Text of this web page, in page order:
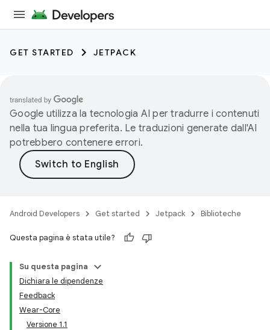
GET STARTED JETPACK
Google utilizza la tecnologia AI per tradurre i contenuti
nella tua lingua preferita. Le traduzioni generate dall'AI
potrebbero contenere errori.
Android Developers Get started Jetpack Biblioteche
Questa pagina è stata utile?
Su questa pagina
Dichiara le dipendenze
Feedback
Wear-Core
Versione 1.1